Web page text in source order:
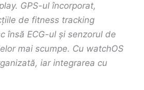
GPS-ul încorporat,
de fitness tracking
însă ECG-ul și senzorul de
mai scumpe. Cu watchOS
iar integrarea cu